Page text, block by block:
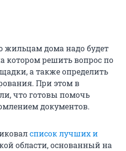
жильцам дома надо будет
котором решить вопрос по
а также определить
При этом в
что готовы помочь
документов.
список лучших и
области, основанный на